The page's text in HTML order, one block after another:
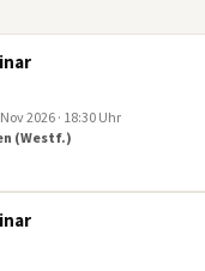
2026 · 18:30 Uhr
(Westf.)